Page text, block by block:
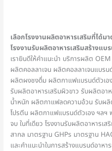
เลือกโรงงานผลิตอาหารเสริมที่ได้
โรงงานรับผลิตอาหารเสริมสร้างแ
เรายินดีให้คำแนะนำ บริการผลิต
ผลิตคอลลาเจน ผลิตคอลลาเจนแบรน
ผลิตผงชงดื่ม ผลิตกาแฟแบรนด์ตัวเอ
รับผลิตอาหารเสริมผิวขาว รับผลิตอ
น้ำหนัก ผลิตกาแฟลดความอ้วน รับผ
โปรตีน ผลิตกาแฟแบรนด์ตัวเอง ฯลฯ
จบ ในที่เดียว โรงงานรับผลิตอาหารเ
สากล มาตรฐาน GHPs มาตรฐาน
และคำแนะนำในการสร้างแบรนด์อาห